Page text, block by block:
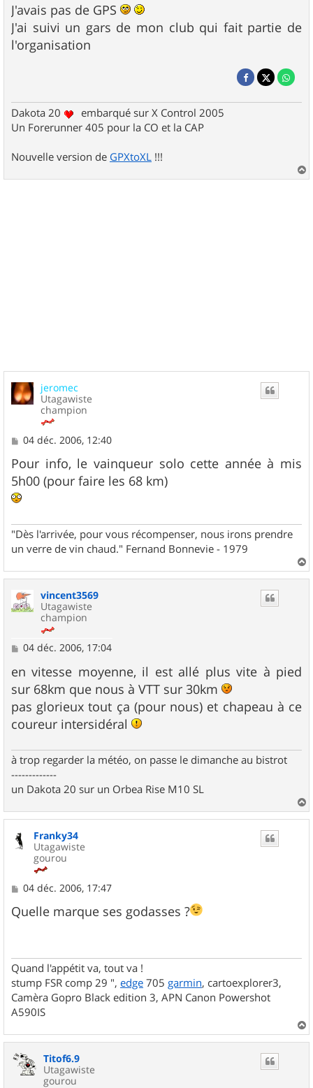
J'avais pas de GPS
J'ai suivi un gars de mon club qui fait partie de
l'organisation
Dakota 20
embarqué sur X Control 2005
Un Forerunner 405 pour la CO et la CAP
Nouvelle version de GPXtoXL !!!
a
jeromec
Utagawiste
champion
M
s
s
a
g
e
04 déc. 2006, 12:40
Pour info, le vainqueur solo cette année à mis
5h00 (pour faire les 68 km)
"Dès l'arrivée, pour vous récompenser, nous irons prendre
un verre de vin chaud." Fernand Bonnevie - 1979
a
vincent3569
Utagawiste
champion
M
s
s
a
g
e
04 déc. 2006, 17:04
en vitesse moyenne, il est allé plus vite à pied
sur 68km que nous à VTT sur 30km
pas glorieux tout ça (pour nous) et chapeau à ce
coureur intersidéral
à trop regarder la météo, on passe le dimanche au bistrot
-------------
un Dakota 20 sur un Orbea Rise M10 SL
a
Franky34
Utagawiste
gourou
M
s
s
04 déc. 2006, 17:47
Quelle marque ses godasses ?
Quand l'appétit va, tout va !
stump FSR comp 29 ", edge 705 garmin, cartoexplorer3,
Camèra Gopro Black edition 3, APN Canon Powershot
A590IS
a
Titof6.9
Utagawiste
gourou